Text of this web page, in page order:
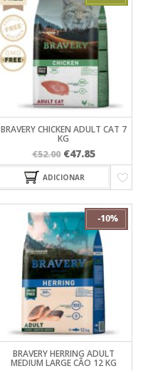
BRAVERY CHICKEN ADULT CAT 7
KG
€52.00 O
preço
original
€52.00.
€47.85O
preço
atual
€47.85.
ADICIONAR
BRAVERY HERRING ADULT
MEDIUM LARGE CÃO 12 KG